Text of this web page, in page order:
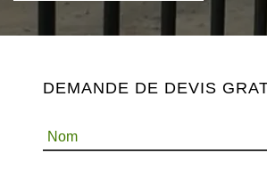
DEMANDE DE DEVIS
Nom